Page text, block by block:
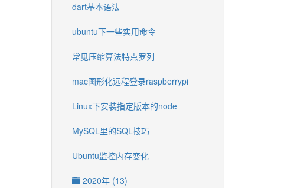
dart基本语法
ubuntu下一些实用命令
常见压缩算法特点罗列
mac图形化远程登录raspberrypi
Linux下安装指定版本的node
MySQL里的SQL技巧
Ubuntu监控内存变化
2020年 (13)